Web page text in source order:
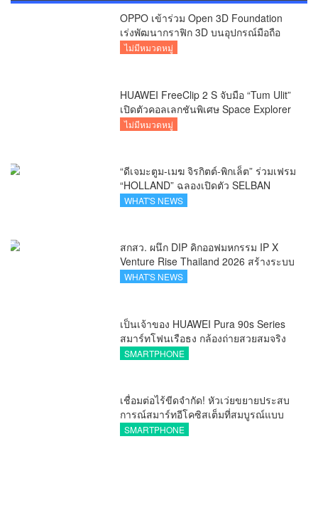
OPPO เข้าร่วม Open 3D Foundation
เร่งพัฒนากราฟิก 3D บนอุปกรณ์มือถือ
ไม่มีหมวดหมู่
HUAWEI FreeClip 2 S จับมือ “Tum Ulit”
เปิดตัวคอลเลกชันพิเศษ Space Explorer
ถ่ายทอดศิลปะบนเคสหูฟัง
ไม่มีหมวดหมู่
“ดีเจมะตูม-เมฆ จิรกิตต์-พิกเล็ต” ร่วมเฟรม
“HOLLAND” ฉลองเปิดตัว SELBAN
แบรนด์แฟชั่นครีเอทีฟ เชื่อมคัลเจอร์ไทย-
WHAT'S NEWS
สกสว. ผนึก DIP คิกออฟมหกรรม IP X
Venture Rise Thailand 2026 สร้างระบบ
นิเวศเชื่อมทรัพย์สินทางปัญญาผ่าน
WHAT'S NEWS
เป็นเจ้าของ HUAWEI Pura 90s Series
สมาร์ทโฟนเรือธง กล้องถ่ายสวยสมจริง
ทุกระยะ พร้อมของสมนาคุณและสิทธิ
SMARTPHONE
เชื่อมต่อไร้ขีดจำกัด! หัวเว่ยขยายประสบ
การณ์สมาร์ทอีโคซิสเต็มที่สมบูรณ์แบบ
ไร้รอยต่อ ครบ จบ ในที่เดียวที่ HUAWEI
SMARTPHONE